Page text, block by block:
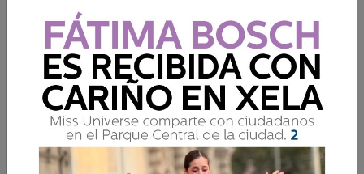
de Bandas 2026
Gobierno crea COPRECON
para abordar conflictos de
forma pacífica
COPRECON tendrá una duración de cuatro años
a partir del día siguiente de la publicación del